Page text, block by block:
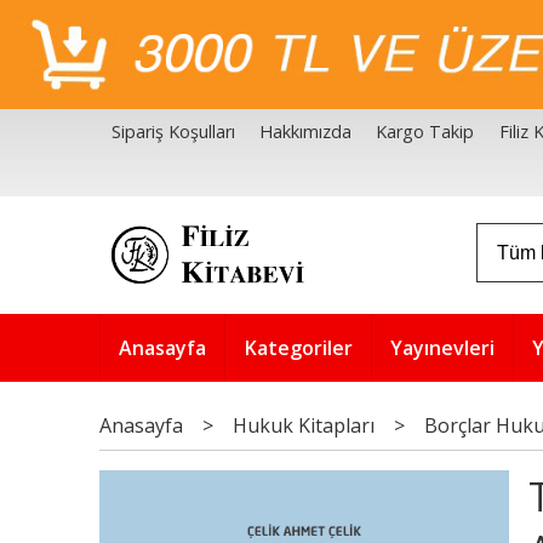
Sipariş Koşulları Hakkımızda Kargo Takip Filiz
Anasayfa Kategoriler Yayınevleri
Anasayfa > Hukuk Kitapları > Borçlar